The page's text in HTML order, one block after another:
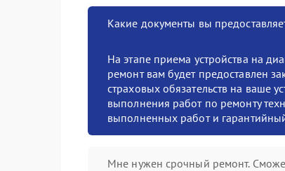
Какие документы вы
На этапе приема устройства на
ремонт вам будет предоставлен
страховых обязательств на ваше
выполнения работ по ремонту
выполненных работ и
Мне нужен срочный ремонт.